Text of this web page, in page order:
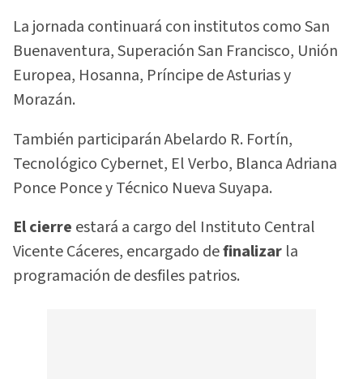
La jornada continuará con institutos como San
Buenaventura, Superación San Francisco, Unión
Europea, Hosanna, Príncipe de Asturias y
Morazán.
También participarán Abelardo R. Fortín,
Tecnológico Cybernet, El Verbo, Blanca Adriana
Ponce Ponce y Técnico Nueva Suyapa.
El cierre estará a cargo del Instituto Central
Vicente Cáceres, encargado definalizar la
programación de desfiles patrios.